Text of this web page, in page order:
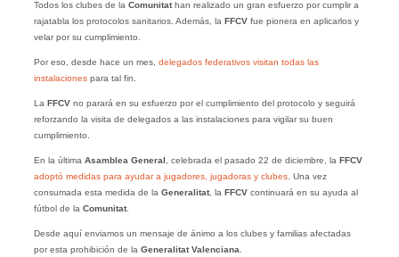
Todos los clubes de la Comunitathan realizado un gran esfuerzo por cumplir a
rajatabla los protocolos sanitarios. Además, la FFCVfue pionera en aplicarlos y
velar por su cumplimiento.
Por eso, desde hace un mes, delegados federativos visitan todas las
instalacionespara tal fin.
La FFCVno parará en su esfuerzo por el cumplimiento del protocolo y seguirá
reforzando la visita de delegados a las instalaciones para vigilar su buen
cumplimiento.
En la última Asamblea General , celebrada el pasado 22 de diciembre, la FFCV
adoptó medidas para ayudar a jugadores, jugadoras y clubes. Una vez
consumada esta medida de la Generalitat, la FFCVcontinuará en su ayuda al
fútbol de la Comunitat.
Desde aquí enviamos un mensaje de ánimo a los clubes y familias afectadas
por esta prohibición de laGeneralitat Valenciana.